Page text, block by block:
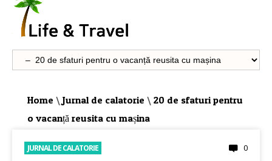
Home \ Jurnal de calatorie \ 20 de sfaturi pentru
o vacanță reusita cu mașina
JURNAL DE CALATORIE 0